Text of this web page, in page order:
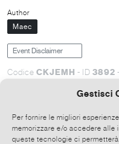
Gestisci
Per fornire le migliori
memorizzare e/o accedere alle
queste tecnologie ci
Author
Maec
Event Disclaimer
Codice CKJEMH - ID 3892
Translation not available,
Mercoledì 27 maggio il
17 a Milano, ospita alle